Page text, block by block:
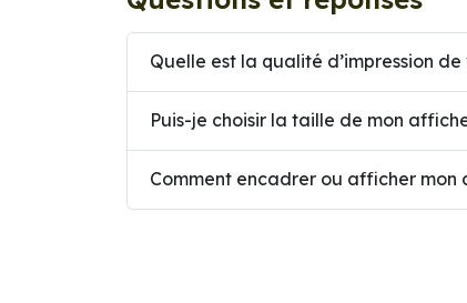
Quelle est la qualité d’impression
Puis-je choisir la taille de mon
Comment encadrer ou afficher mon